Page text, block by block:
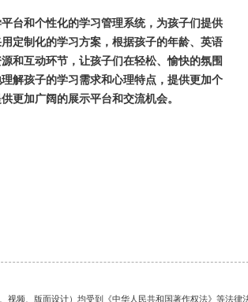
台和个性化的学习管理系统，为孩子们提供
定制化的学习方案，根据孩子的年龄、英语
和互动环节，让孩子们在轻松、愉快的氛围
解孩子的学习需求和心理特点，提供更加个
更加广阔的展示平台和交流机会。
视频、版面设计）均受到《中华人民共和国著作权法》等法律